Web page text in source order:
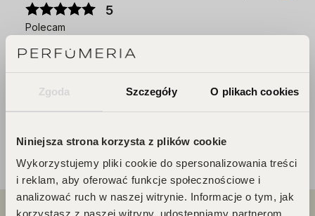
Zgoda Szczegóły O plikach cookies
Niniejsza strona korzysta z plików cookie
Wykorzystujemy pliki cookie do spersonalizowania treści
i reklam, aby oferować funkcje społecznościowe i
analizować ruch w naszej witrynie. Informacje o tym, jak
korzystasz z naszej witryny, udostępniamy partnerom
5
Polecam
0
0